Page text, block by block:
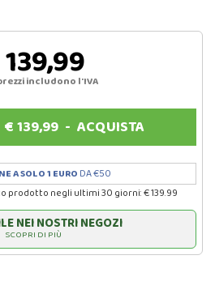
includono l'IVA
€139,99- ACQUISTA
A SOLO 1 EURO DA €50
prodotto negli ultimi 30 giorni: € 139.99
NEI NOSTRI NEGOZI
SCOPRI DI PIÙ